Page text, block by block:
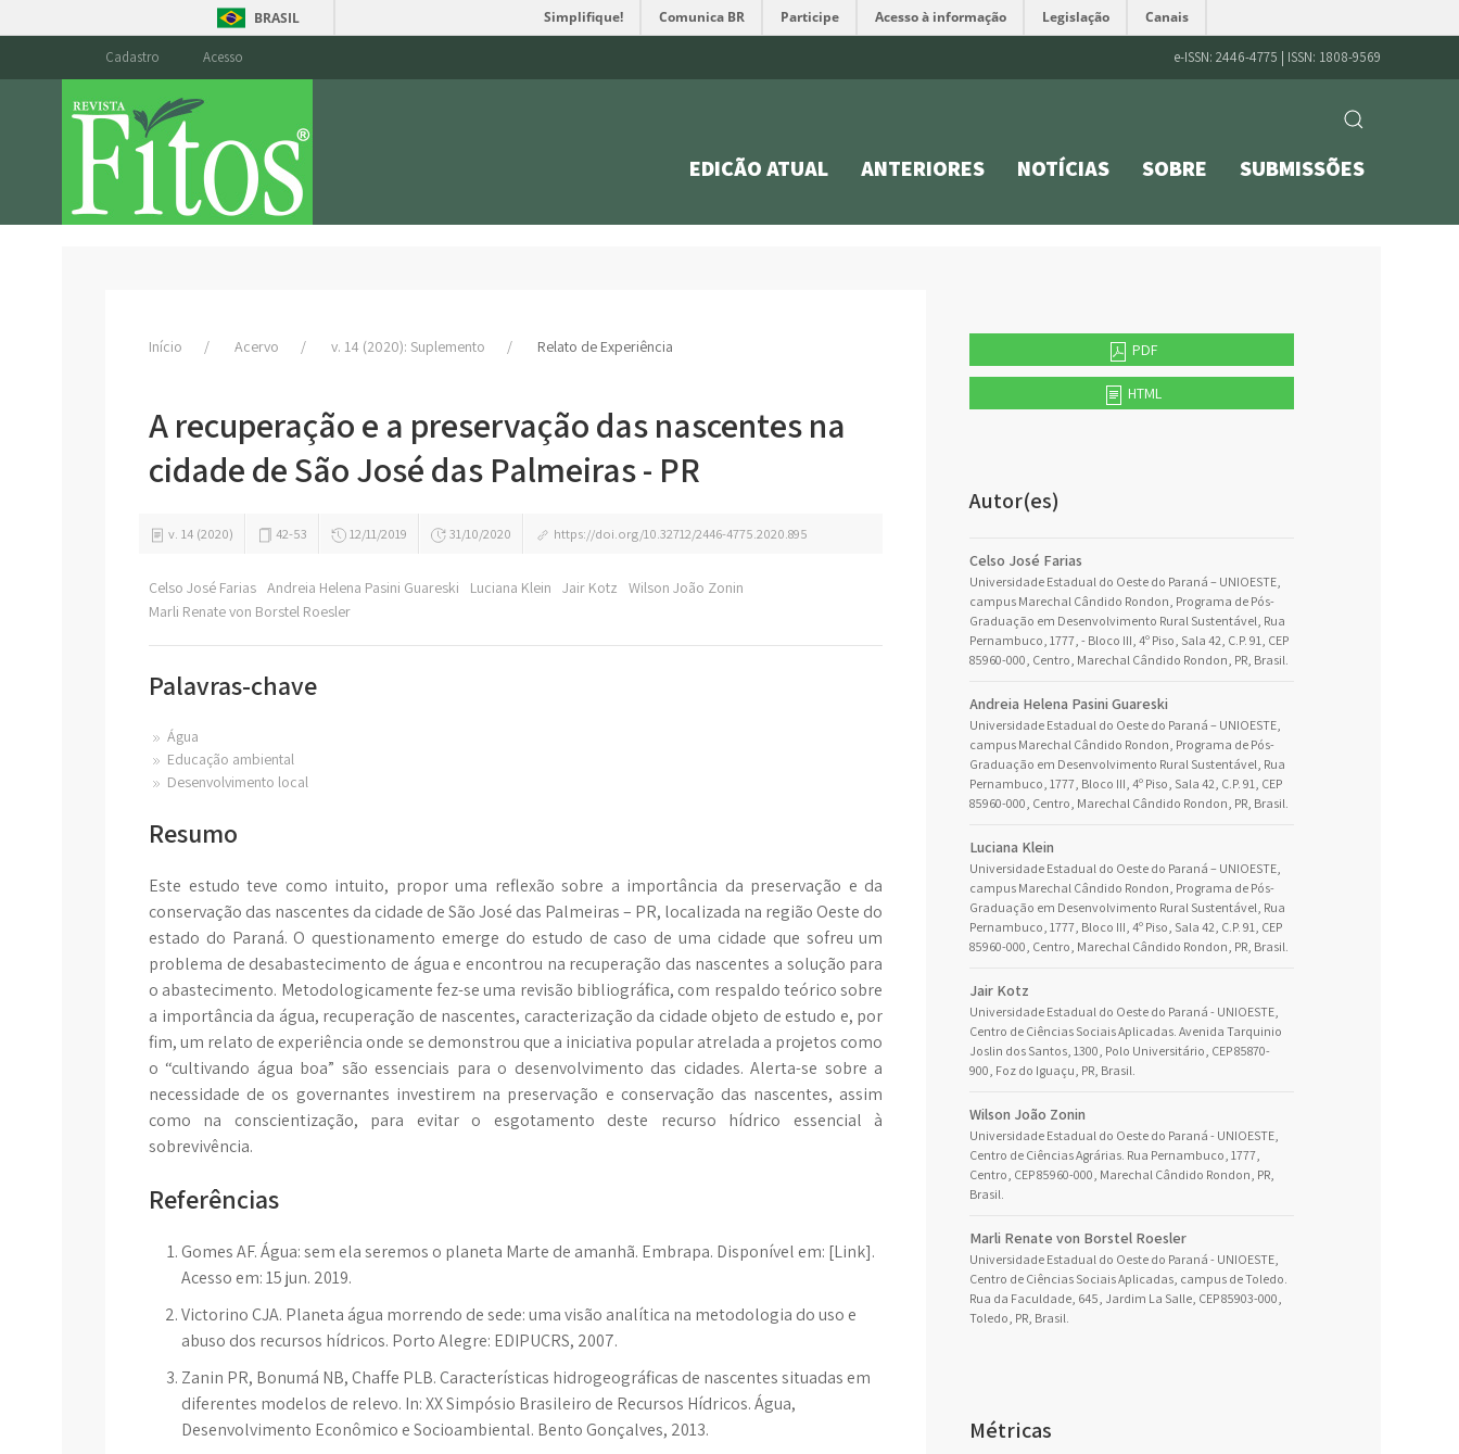
BRASIL Simplifique! Comunica BR Participe Acesso à informação Legislação Canais
Cadastro Acesso e-ISSN: 2446-4775 | ISSN: 1808-9569
EDIÇÃO ATUAL ANTERIORES NOTÍCIAS SOBRE SUBMISSÕES
Início Acervo v. 14 (2020): Suplemento Relato de Experiência
A recuperação e a preservação das nascentes na
cidade de São José das Palmeiras - PR
v. 14 (2020) 42-53 12/11/2019 31/10/2020 https://doi.org/10.32712/2446-4775.2020.895
Celso José Farias Andreia Helena Pasini Guareski Luciana Klein Jair Kotz
Wilson João Zonin
Marli Renate von Borstel Roesler
Palavras-chave
Água
Educação ambiental
Desenvolvimento local
Resumo
Este estudo teve como intuito, propor uma reflexão sobre a importância da preservação e da
conservação das nascentes da cidade de São José das Palmeiras – PR, localizada na região Oeste do
estado do Paraná. O questionamento emerge do estudo de caso de uma cidade que sofreu um
problema de desabastecimento de água e encontrou na recuperação das nascentes a solução para
o abastecimento. Metodologicamente fez-se uma revisão bibliográfica, com respaldo teórico sobre
a importância da água, recuperação de nascentes, caracterização da cidade objeto de estudo e, por
fim, um relato de experiência onde se demonstrou que a iniciativa popular atrelada a projetos como
o “cultivando água boa” são essenciais para o desenvolvimento das cidades. Alerta-se sobre a
necessidade de os governantes investirem na preservação e conservação das nascentes, assim
como na conscientização, para evitar o esgotamento deste recurso hídrico essencial à
sobrevivência.
Referências
Gomes AF. Água: sem ela seremos o planeta Marte de amanhã. Embrapa. Disponível em: [Link].
Acesso em: 15 jun. 2019.
Victorino CJA. Planeta água morrendo de sede: uma visão analítica na metodologia do uso e
abuso dos recursos hídricos. Porto Alegre: EDIPUCRS, 2007.
Zanin PR, Bonumá NB, Chaffe PLB. Características hidrogeográficas de nascentes situadas em
diferentes modelos de relevo. In: XX Simpósio Brasileiro de Recursos Hídricos. Água,
Desenvolvimento Econômico e Socioambiental. Bento Gonçalves, 2013.
PDF
HTML
Autor(es)
Celso José Farias
Universidade Estadual do Oeste do Paraná – UNIOESTE,
campus Marechal Cândido Rondon, Programa de Pós-
Graduação em Desenvolvimento Rural Sustentável, Rua
Pernambuco, 1777, - Bloco III, 4º Piso, Sala 42, C.P. 91, CEP
85960-000, Centro, Marechal Cândido Rondon, PR, Brasil.
Andreia Helena Pasini Guareski
Universidade Estadual do Oeste do Paraná – UNIOESTE,
campus Marechal Cândido Rondon, Programa de Pós-
Graduação em Desenvolvimento Rural Sustentável, Rua
Pernambuco, 1777, Bloco III, 4º Piso, Sala 42, C.P. 91, CEP
85960-000, Centro, Marechal Cândido Rondon, PR, Brasil.
Luciana Klein
Universidade Estadual do Oeste do Paraná – UNIOESTE,
campus Marechal Cândido Rondon, Programa de Pós-
Graduação em Desenvolvimento Rural Sustentável, Rua
Pernambuco, 1777, Bloco III, 4º Piso, Sala 42, C.P. 91, CEP
85960-000, Centro, Marechal Cândido Rondon, PR, Brasil.
Jair Kotz
Universidade Estadual do Oeste do Paraná - UNIOESTE,
Centro de Ciências Sociais Aplicadas. Avenida Tarquinio
Joslin dos Santos, 1300, Polo Universitário, CEP 85870-
900, Foz do Iguaçu, PR, Brasil.
Wilson João Zonin
Universidade Estadual do Oeste do Paraná - UNIOESTE,
Centro de Ciências Agrárias. Rua Pernambuco, 1777,
Centro, CEP 85960-000, Marechal Cândido Rondon, PR,
Brasil.
Marli Renate von Borstel Roesler
Universidade Estadual do Oeste do Paraná - UNIOESTE,
Centro de Ciências Sociais Aplicadas, campus de Toledo.
Rua da Faculdade, 645, Jardim La Salle, CEP 85903-000,
Toledo, PR, Brasil.
Métricas